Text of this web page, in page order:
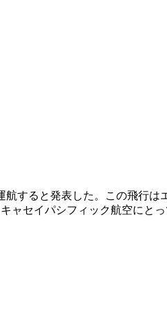
すると発表した。この飛行は
ャセイパシフィック航空にと